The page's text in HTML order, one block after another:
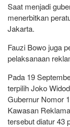
Saat menjadi
menerbitkan
Jakarta.
Fauzi Bowo juga
pelaksanaan
Pada 19
terpilih Joko
Gubernur Nomor
Kawasan
tersebut diatur 43